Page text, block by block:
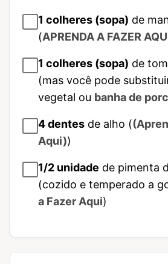
1 colheres (sopa) de
(APRENDA A FAZER
1 colheres (sopa) de
(mas você pode
vegetal ou banha de
4dentes de alho (
Aqui))
1/2 unidade de pimenta
(cozido e temperado a
a Fazer Aqui)